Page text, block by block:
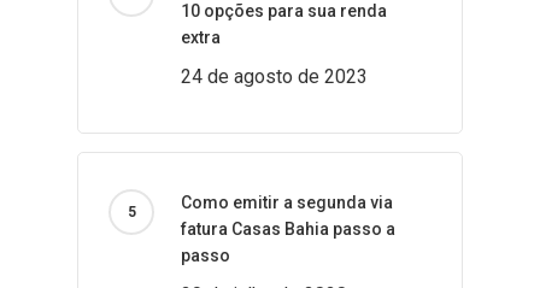
10 opções para sua renda
extra
24 de agosto de 2023
Como emitir a segunda via
fatura Casas Bahia passo a
passo